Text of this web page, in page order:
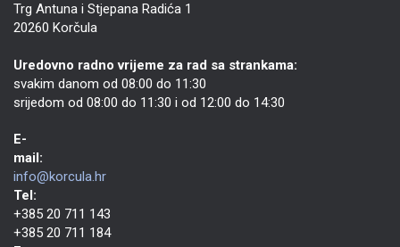
Trg Antuna i Stjepana Radića 1
20260 Korčula
Uredovno radno vrijeme za rad sa strankama:
svakim danom od 08:00 do 11:30
srijedom od 08:00 do 11:30 i od 12:00 do 14:30
E-
mail:
info@korcula.hr
Tel:
+385 20 711 143
+385 20 711 184